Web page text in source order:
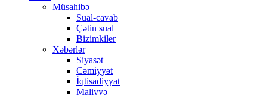
Müsahibə
Sual-cavab
Çətin sual
Bizimkiler
Xəbərlər
Siyasət
Cəmiyyət
İqtisadiyyat
Maliyyə